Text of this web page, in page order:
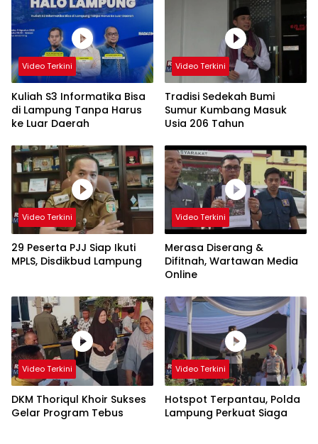
Video Terkini
Kuliah S3 Informatika Bisa
di Lampung Tanpa Harus
ke Luar Daerah
Video Terkini
Tradisi Sedekah Bumi
Sumur Kumbang Masuk
Usia 206 Tahun
Video Terkini
29 Peserta PJJ Siap Ikuti
MPLS, Disdikbud Lampung
Video Terkini
Merasa Diserang &
Difitnah, Wartawan Media
Online
Video Terkini
DKM Thoriqul Khoir Sukses
Gelar Program Tebus
Video Terkini
Hotspot Terpantau, Polda
Lampung Perkuat Siaga